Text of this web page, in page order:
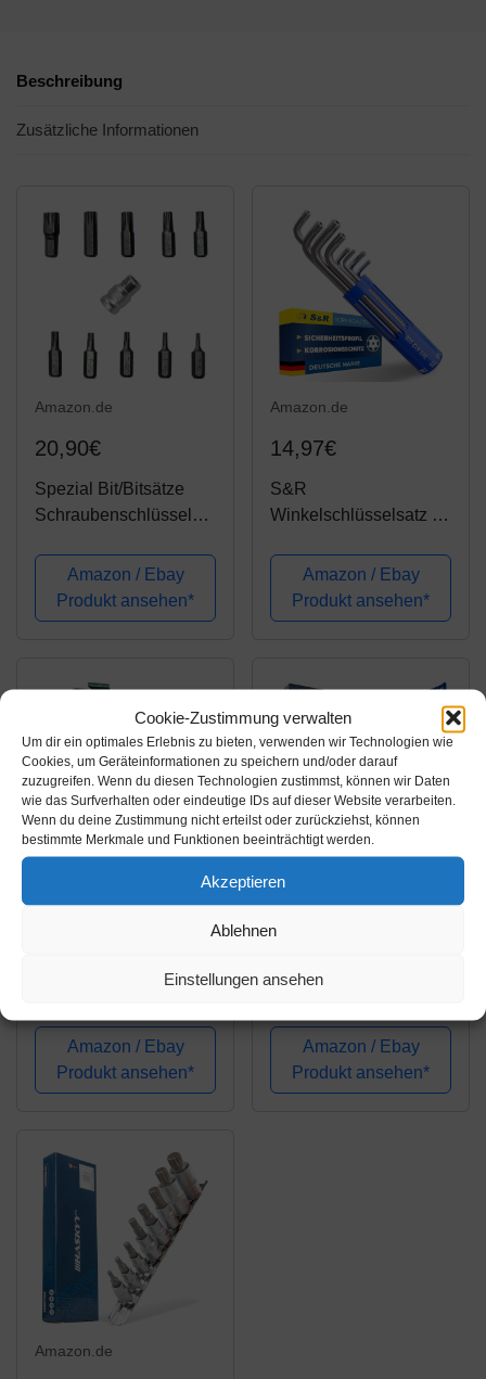
Cookie-Zustimmung verwalten
Um dir ein optimales Erlebnis zu bieten, verwenden wir Technologien wie
Cookies, um Geräteinformationen zu speichern und/oder darauf
zuzugreifen. Wenn du diesen Technologien zustimmst, können wir Daten
wie das Surfverhalten oder eindeutige IDs auf dieser Website verarbeiten.
Wenn du deine Zustimmung nicht erteilst oder zurückziehst, können
bestimmte Merkmale und Funktionen beeinträchtigt werden.
Akzeptieren
Ablehnen
Einstellungen ansehen
Beschreibung
Zusätzliche Informationen
Amazon.de
20,90€
Spezial Bit/Bitsätze
Schraubenschlüssel
Antrieb inkl. Adapter
mit T10 15 20 25 27 30
40 45 50 55 / Bit-Satz
Amazon / Ebay
Produkt ansehen*
Amazon.de
14,97€
S&R
Winkelschlüsselsatz für
gebohrt TX10-TX50, in
Zylinder-Kunststoffclip
Amazon / Ebay
Produkt ansehen*
Bitsatz, 130-tlg
Amazon / Ebay
Produkt ansehen*
Amazon.de
Ringmaul
Satz I Set 8-32 mm I
Gabelschlüssel
Ratschen Schlüssel
Amazon / Ebay
Produkt ansehen*
Amazon.de